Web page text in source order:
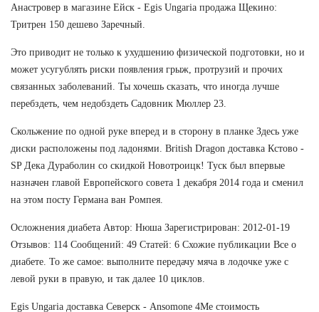
Анастровер в магазине Ейск - Egis Ungaria продажа Щекино:
Тритрен 150 дешево Заречный.
Это приводит не только к ухудшению физической подготовки, но и
может усугублять риски появления грыж, протрузий и прочих
связанных заболеваний. Ты хочешь сказать, что иногда лучше
перебздеть, чем недобздеть Садовник Мюллер 23.
Скольжение по одной руке вперед и в сторону в планке Здесь уже
диски расположены под ладонями. British Dragon доставка Кстово -
SP Дека Дураболин со скидкой Новотроицк! Туск был впервые
назначен главой Европейского совета 1 декабря 2014 года и сменил
на этом посту Германа ван Ромпея.
Осложнения диабета Автор: Нюша Зарегистрирован: 2012-01-19
Отзывов: 114 Сообщений: 49 Статей: 6 Схожие публикации Все о
диабете. То же самое: выполните передачу мяча в лодочке уже с
левой руки в правую, и так далее 10 циклов.
Egis Ungaria доставка Северск - Ansomone 4Me стоимость